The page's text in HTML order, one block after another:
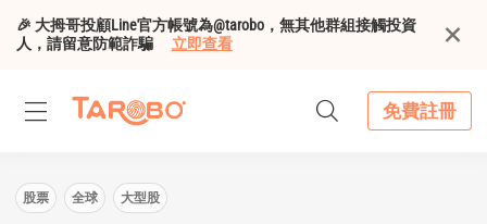
🎉 大拇哥投顧Line官方帳號為@tarobo，無其他群組接觸投資
人，請留意防範詐騙
立即查看
免費註冊
股票 全球 大型股